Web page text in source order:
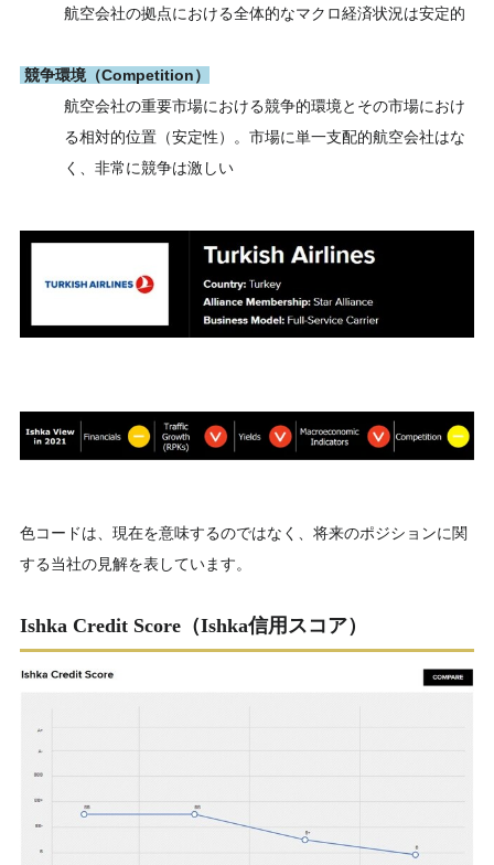
航空会社の拠点における全体的なマクロ経済状況は安定的
競争環境（Competition）
航空会社の重要市場における競争的環境とその市場におけ
る相対的位置（安定性）。市場に単一支配的航空会社はな
く、非常に競争は激しい
色コードは、現在を意味するのではなく、将来のポジションに関
する当社の見解を表しています。
Ishka Credit Score（Ishka信用スコア）